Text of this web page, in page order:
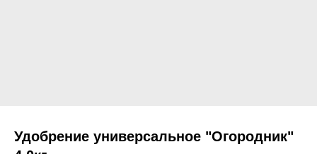
Удобрение универсальное "Огородник"